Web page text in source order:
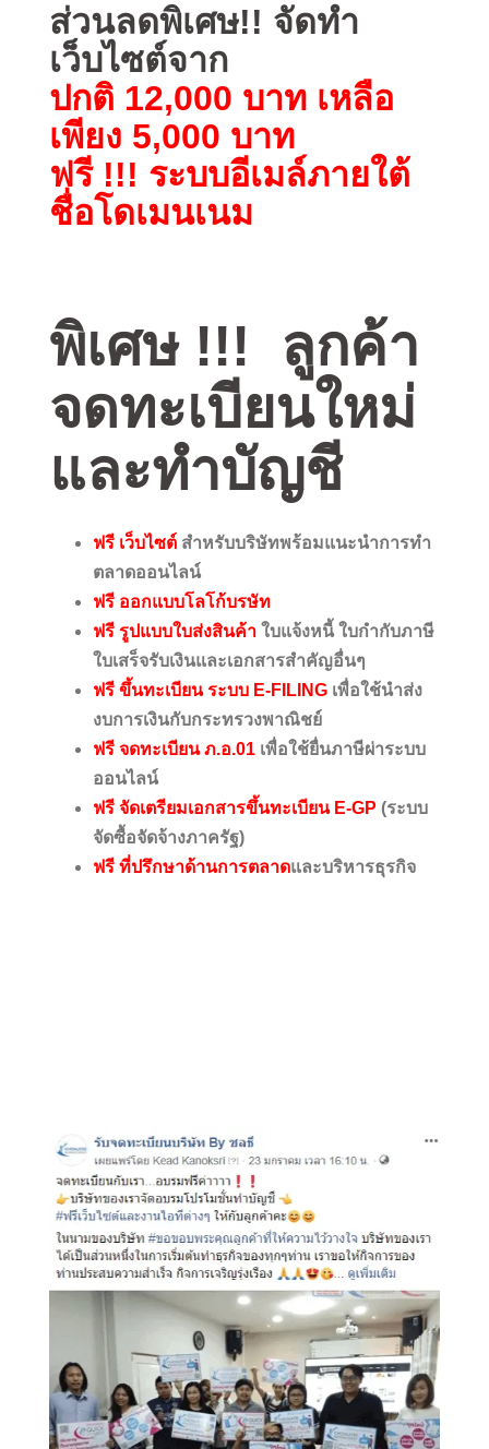
ส่วนลดพิเศษ!! จัดทำ
เว็บไซต์จาก
ปกติ 12,000 บาท เหลือ
เพียง 5,000 บาท
ฟรี !!! ระบบอีเมล์ภายใต้
ชื่อโดเมนเนม
พิเศษ !!! ลูกค้า
จดทะเบียนใหม่
และทำบัญชี
ฟรี เว็บไซต์ สำหรับบริษัทพร้อมแนะนำการทำ
ตลาดออนไลน์
ฟรี ออกแบบโลโก้บรษัท
ฟรี รูปแบบใบส่งสินค้า ใบแจ้งหนี้ ใบกำกับภาษี
ใบเสร็จรับเงินและเอกสารสำคัญอื่นๆ
ฟรี ขึ้นทะเบียน ระบบ E-FILING เพื่อใช้นำส่ง
งบการเงินกับกระทรวงพาณิชย์
ฟรี จดทะเบียน ภ.อ.01 เพื่อใช้ยื่นภาษีผ่าระบบ
ออนไลน์
ฟรี จัดเตรียมเอกสารขึ้นทะเบียน E-GP (ระบบ
จัดซื้อจัดจ้างภาครัฐ)
ฟรี ที่ปรึกษาด้านการตลาดและบริหารธุรกิจ